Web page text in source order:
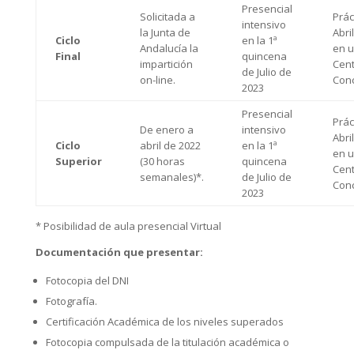
Ciclo
Final
Solicitada a
la Junta de
Andalucía la
impartición
on-line.
Presencial
intensivo
en la 1ª
quincena
de Julio de
2023
en
Ciclo
Superior
De enero a
abril de 2022
(30 horas
semanales)*.
Presencial
intensivo
en la 1ª
quincena
de Julio de
2023
en
* Posibilidad de aula presencial Virtual
Documentación que presentar:
Fotocopia del DNI
Fotografía.
Certificación Académica de los niveles superados
Fotocopia compulsada de la titulación académica o